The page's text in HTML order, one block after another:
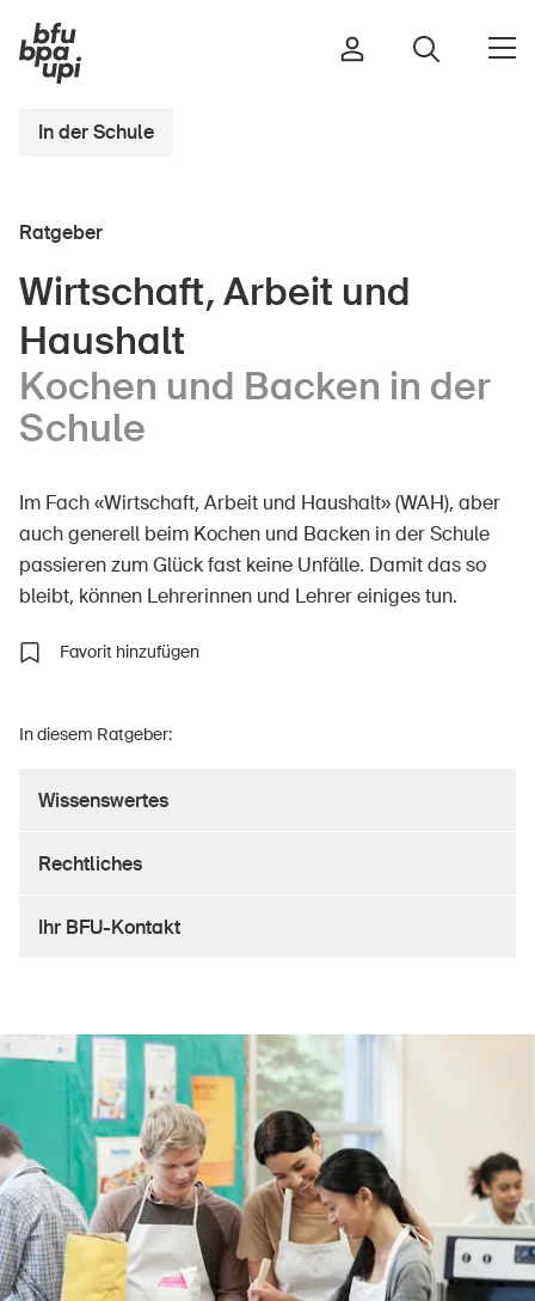
Sport & Bewegung
Zuhause & Garten
Gebäude & Anlagen
In der Kindheit
In der Schule
Im Unternehmen
Über die BFU
Politik
Offene Stellen
Kurse & Veranstaltungen
Sichere Produkte
Rechtsfragen & Gerichtsentscheide
Sicherheitsdelegierte & Gemeinden
Kontakt & Beratung
In der Schule
Ratgeber
Wirtschaft, Arbeit und
Haushalt
Kochen und Backen in der
Schule
Im Fach «Wirtschaft, Arbeit und Haushalt» (WAH), aber
auch generell beim Kochen und Backen in der Schule
passieren zum Glück fast keine Unfälle. Damit das so
bleibt, können Lehrerinnen und Lehrer einiges tun.
Favorit hinzufügen
In diesem Ratgeber:
Wissenswertes
Rechtliches
Ihr BFU-Kontakt